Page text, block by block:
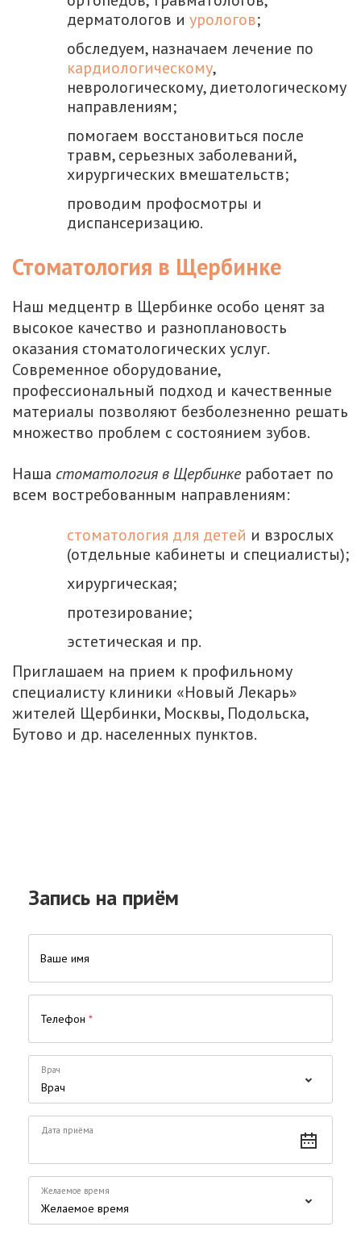
дерматологов и урологов;
обследуем, назначаем лечение по
кардиологическому,
неврологическому, диетологическому
направлениям;
помогаем восстановиться после
травм, серьезных заболеваний,
хирургических вмешательств;
проводим профосмотры и
диспансеризацию.
Стоматология в Щербинке
Наш медцентр в Щербинке особо ценят за
высокое качество и разноплановость
оказания стоматологических услуг.
Современное оборудование,
профессиональный подход и качественные
материалы позволяют безболезненно решать
множество проблем с состоянием зубов.
Наша стоматология в Щербинке работает по
всем востребованным направлениям:
стоматология для детей и взрослых
(отдельные кабинеты и специалисты);
хирургическая;
протезирование;
эстетическая и пр.
Приглашаем на прием к профильному
специалисту клиники «Новый Лекарь»
жителей Щербинки, Москвы, Подольска,
Бутово и др. населенных пунктов.
Запись на приём
Ваше имя
Телефон *
Врач
Дата приёма
Желаемое время